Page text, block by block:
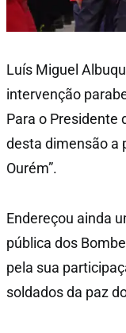
Luís Miguel
intervenção
Para o Presidente
desta dimensão a
Ourém”.
Endereçou ainda
pública dos
pela sua
soldados da paz